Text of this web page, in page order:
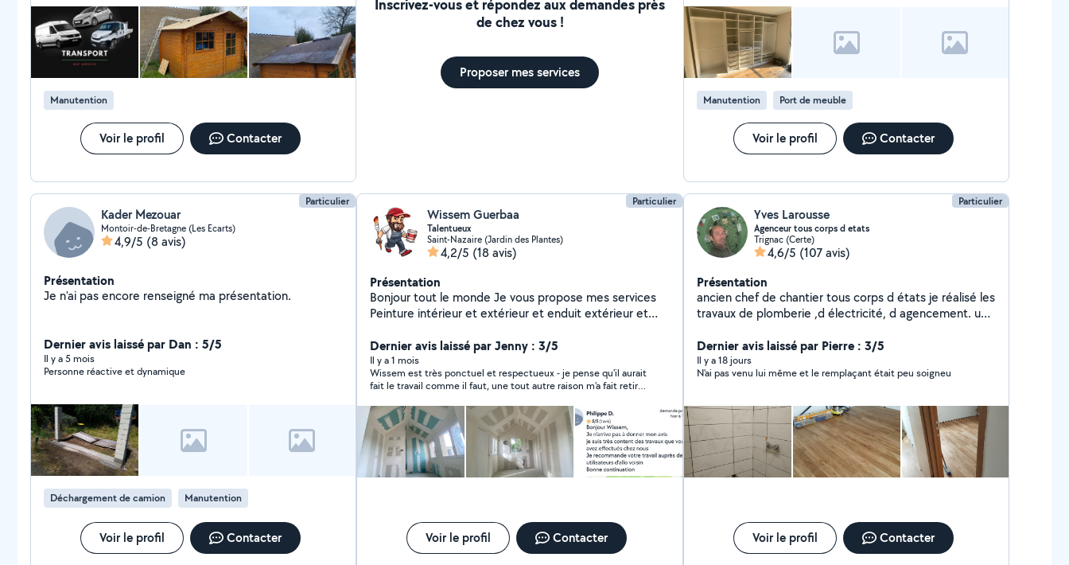
Manutention
Voir le profil Contacter
Inscrivez-vous et répondez aux demandes près
de chez vous !
Proposer mes services
Manutention Port de meuble
Voir le profil Contacter
Particulier
Kader Mezouar
Montoir-de-Bretagne (Les Ecarts)
4,9/5 (8 avis)
Présentation
Je n'ai pas encore renseigné ma présentation.
Dernier avis laissé par Dan : 5/5
Il y a 5 mois
Personne réactive et dynamique
Déchargement de camion Manutention
Voir le profil Contacter
Particulier
Wissem Guerbaa
Talentueux
Saint-Nazaire (Jardin des Plantes)
4,2/5 (18 avis)
Présentation
Bonjour tout le monde Je vous propose mes services
Peinture intérieur et extérieur et enduit extérieur et
joints Nettoyage façade et terrasse haute pression et
anti mousse et produit Je peux vous aider aussi sur d
autres prestations
Dernier avis laissé par Jenny : 3/5
Il y a 1 mois
Wissem est très ponctuel et respectueux - je pense qu'il aurait
fait le travail comme il faut, une tout autre raison m'a fait retirer
Voir le profil Contacter
Particulier
Yves Larousse
Agenceur tous corps d etats
Trignac (Certe)
4,6/5 (107 avis)
Présentation
ancien chef de chantier tous corps d états je réalisé les
travaux de plomberie ,d électricité, d agencement. un
Dernier avis laissé par Pierre : 3/5
Il y a 18 jours
N'ai pas venu lui même et le remplaçant était peu soigneu
Voir le profil Contacter